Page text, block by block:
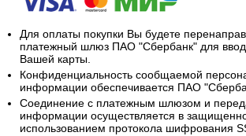
Для оплаты покупки Вы будете
платежный шлюз ПАО "Сбербанк" для
Вашей карты.
Конфиденциальность сообщаемой
информации обеспечивается ПАО
Соединение с платежным шлюзом и
информации осуществляется в
использованием протокола шифрования